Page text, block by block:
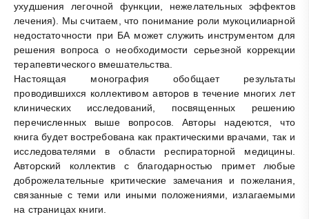
ухудшения легочной функции, нежелательных эффектов
лечения). Мы считаем, что понимание роли мукоцилиарной
недостаточности при БА может служить инструментом для
решения вопроса о необходимости серьезной коррекции
терапевтического вмешательства.
Настоящая монография обобщает результаты
проводившихся коллективом авторов в течение многих лет
клинических исследований, посвященных решению
перечисленных выше вопросов. Авторы надеются, что
книга будет востребована как практическими врачами, так и
исследователями в области респираторной медицины.
Авторский коллектив с благодарностью примет любые
доброжелательные критические замечания и пожелания,
связанные с теми или иными положениями, излагаемыми
на страницах книги.